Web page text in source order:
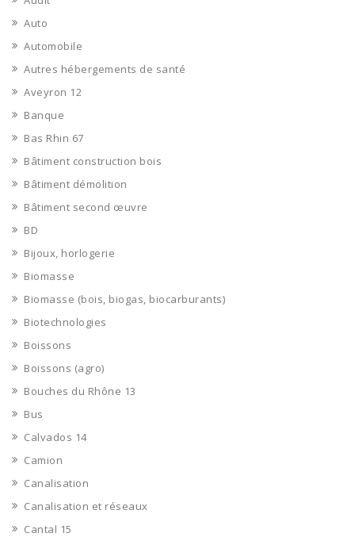
Auto
Automobile
Autres hébergements de santé
Aveyron 12
Banque
Bas Rhin 67
Bâtiment construction bois
Bâtiment démolition
Bâtiment second œuvre
BD
Bijoux, horlogerie
Biomasse
Biomasse (bois, biogas, biocarburants)
Biotechnologies
Boissons
Boissons (agro)
Bouches du Rhône 13
Bus
Calvados 14
Camion
Canalisation
Canalisation et réseaux
Cantal 15